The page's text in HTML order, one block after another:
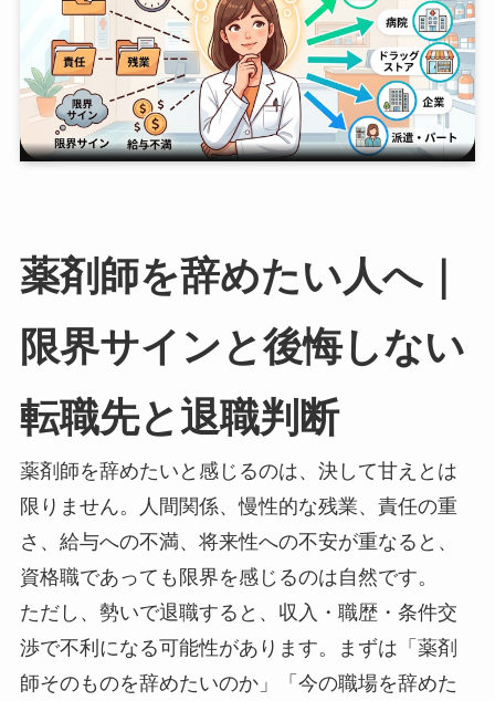
薬剤師を辞めたい人へ｜
限界サインと後悔しない
転職先と退職判断
薬剤師を辞めたいと感じるのは、決して甘えとは
限りません。人間関係、慢性的な残業、責任の重
さ、給与への不満、将来性への不安が重なると、
資格職であっても限界を感じるのは自然です。
ただし、勢いで退職すると、収入・職歴・条件交
渉で不利になる可能性があります。まずは「薬剤
師そのものを辞めたいのか」「今の職場を辞めた